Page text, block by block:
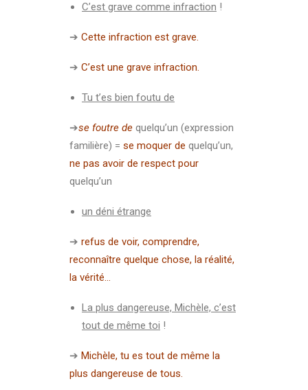
C’est grave comme infraction !
➔ Cette infraction est grave.
➔ C’est une grave infraction.
Tu t’es bien foutu de
➔se foutre de quelqu’un (expression
familière) = se moquer de quelqu’un,
ne pas avoir de respect pour
quelqu’un
un déni étrange
➔ refus de voir, comprendre,
reconnaître quelque chose, la réalité,
la vérité…
La plus dangereuse, Michèle, c’est
tout de même toi !
➔ Michèle, tu es tout de même la
plus dangereuse de tous.